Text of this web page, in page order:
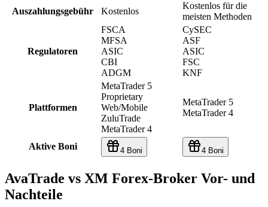
Auszahlungsgebühr
Kostenlos
Kostenlos für die
meisten Methoden
Regulatoren
FSCA
MFSA
ASIC
CBI
ADGM
CySEC
ASF
ASIC
FSC
KNF
Plattformen
MetaTrader 5
Proprietary
Web/Mobile
ZuluTrade
MetaTrader 4
MetaTrader 5
MetaTrader 4
Aktive Boni 4 Boni 4 Boni
AvaTrade vs XM Forex-Broker Vor- und
Nachteile